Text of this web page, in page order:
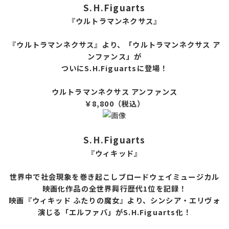
S.H.Figuarts
『ウルトラマンネクサス』
『ウルトラマンネクサス』より、「ウルトラマンネクサス ア
ンファンス」が
ついにS.H.Figuartsに登場！
ウルトラマンネクサス アンファンス
￥8,800（税込）
S.H.Figuarts
『ウィキッド』
世界中で社会現象を巻き起こしブロードウェイミュージカル
映画化作品の全世界興行歴代1位を記録！
映画『ウィキッド ふたりの魔女』より、シンシア・エリヴォ
演じる「エルファバ」がS.H.Figuarts化！